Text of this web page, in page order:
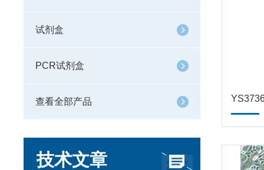
试剂盒
PCR试剂盒
查看全部产品
技术文章